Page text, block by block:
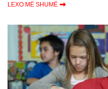
LEXO MË SHUMË